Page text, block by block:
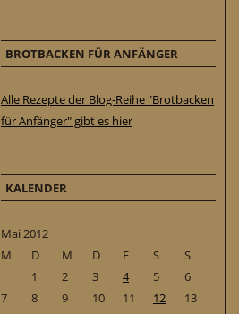
BROTBACKEN FÜR ANFÄNGER
Alle Rezepte der Blog-Reihe "Brotbacken
für Anfänger" gibt es hier
KALENDER
Mai 2012
M
D M D F S
S
1
2 3 4 5
6
7
8 9 10 11 12
13